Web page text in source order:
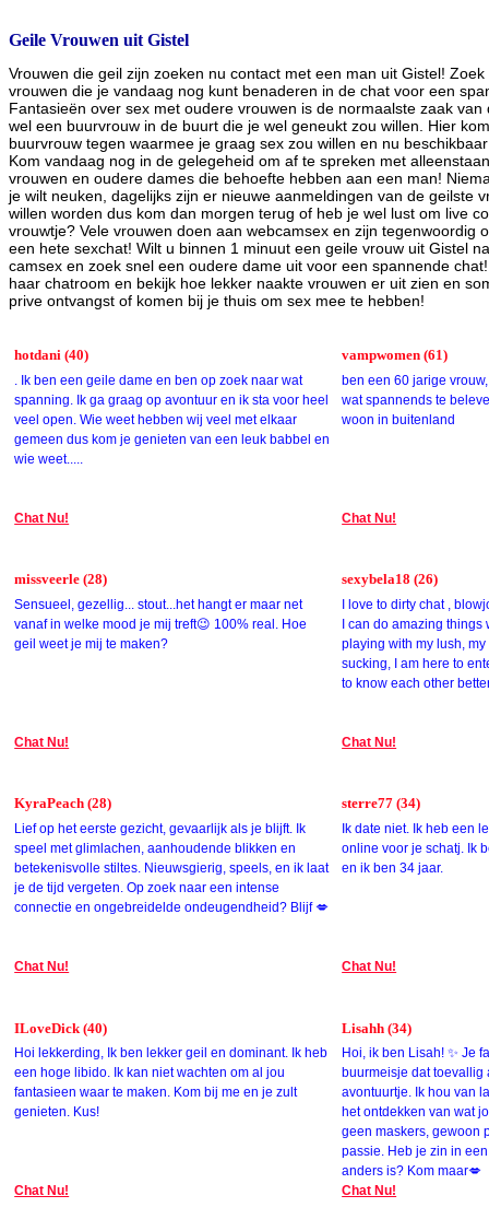
Geile Vrouwen uit Gistel
Vrouwen die geil zijn zoeken nu contact met een man uit Gistel!
vrouwen die je vandaag nog kunt benaderen in de chat voor een
Fantasieën over sex met oudere vrouwen is de normaalste zaak
wel een buurvrouw in de buurt die je wel geneukt zou willen. Hier
buurvrouw tegen waarmee je graag sex zou willen en nu
Kom vandaag nog in de gelegeheid om af te spreken met
vrouwen en oudere dames die behoefte hebben aan een man!
je wilt neuken, dagelijks zijn er nieuwe aanmeldingen van de geilste
willen worden dus kom dan morgen terug of heb je wel lust om live
vrouwtje? Vele vrouwen doen aan webcamsex en zijn tegenwoordig
een hete sexchat! Wilt u binnen 1 minuut een geile vrouw uit Gistel
camsex en zoek snel een oudere dame uit voor een spannende
haar chatroom en bekijk hoe lekker naakte vrouwen er uit zien en
prive ontvangst of komen bij je thuis om sex mee te hebben!
hotdani (40)
. Ik ben een geile dame en ben op zoek naar wat
spanning. Ik ga graag op avontuur en ik sta voor heel
veel open. Wie weet hebben wij veel met elkaar
gemeen dus kom je genieten van een leuk babbel en
wie weet.....
Chat Nu!
vampwomen (61)
ben een 60 jarige
wat spannends te
woon in buitenland
Chat Nu!
missveerle (28)
Sensueel, gezellig... stout...het hangt er maar net
vanaf in welke mood je mij treft😉 100% real. Hoe
geil weet je mij te maken?
Chat Nu!
sexybela18 (26)
I love to dirty chat ,
I can do amazing
playing with my lush,
sucking, I am here to
to know each other
Chat Nu!
KyraPeach (28)
Lief op het eerste gezicht, gevaarlijk als je blijft. Ik
speel met glimlachen, aanhoudende blikken en
betekenisvolle stiltes. Nieuwsgierig, speels, en ik laat
je de tijd vergeten. Op zoek naar een intense
connectie en ongebreidelde ondeugendheid? Blijf 💋
Chat Nu!
sterre77 (34)
Ik date niet. Ik heb een
online voor je schatj. Ik
en ik ben 34 jaar.
Chat Nu!
ILoveDick (40)
Hoi lekkerding, Ik ben lekker geil en dominant. Ik heb
een hoge libido. Ik kan niet wachten om al jou
fantasieen waar te maken. Kom bij me en je zult
genieten. Kus!
Chat Nu!
Lisahh (34)
Hoi, ik ben Lisah! ✨ Je
buurmeisje dat toevallig
avontuurtje. Ik hou van
het ontdekken van wat
geen maskers, gewoon
passie. Heb je zin in
anders is? Kom maar💋
Chat Nu!